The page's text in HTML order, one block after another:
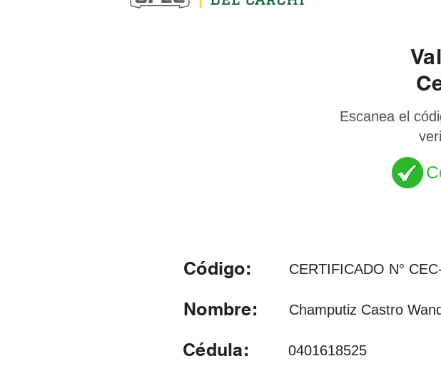
Escanea el
Código: CERTIFICADO N°
Nombre: Champutiz Castro
Cédula: 0401618525